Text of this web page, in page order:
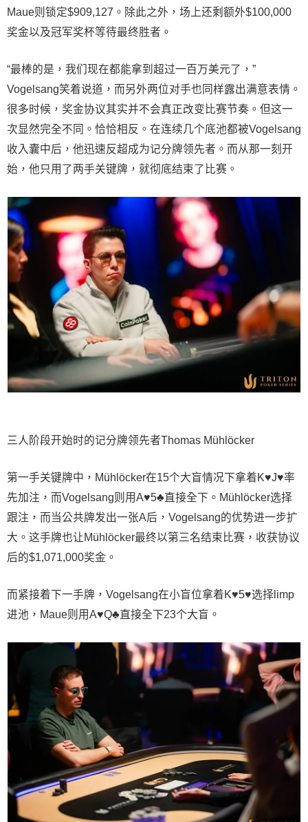
Maue则锁定$909,127。除此之外，场上还剩额外$100,000
奖金以及冠军奖杯等待最终胜者。
“最棒的是，我们现在都能拿到超过一百万美元了，”
Vogelsang笑着说道，而另外两位对手也同样露出满意表情。
很多时候，奖金协议其实并不会真正改变比赛节奏。但这一
次显然完全不同。恰恰相反。在连续几个底池都被Vogelsang
收入囊中后，他迅速反超成为记分牌领先者。而从那一刻开
始，他只用了两手关键牌，就彻底结束了比赛。
三人阶段开始时的记分牌领先者Thomas Mühlöcker
第一手关键牌中，Mühlöcker在15个大盲情况下拿着K♥J♥率
先加注，而Vogelsang则用A♥5♣直接全下。Mühlöcker选择
跟注，而当公共牌发出一张A后，Vogelsang的优势进一步扩
大。这手牌也让Mühlöcker最终以第三名结束比赛，收获协议
后的$1,071,000奖金。
而紧接着下一手牌，Vogelsang在小盲位拿着K♥5♥选择limp
进池，Maue则用A♥Q♣直接全下23个大盲。